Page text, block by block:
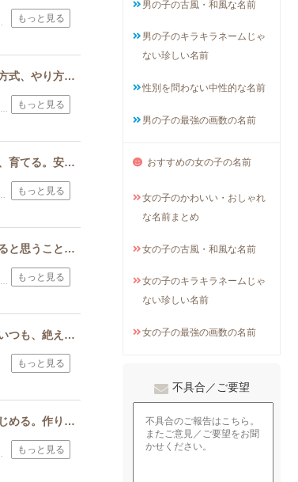
もっと見る
ほう、のり。権力によって強制される軌範。法律、道徳、方式、やり方、仏法、仏教、仏典、距離、寸法、建築分野において垂直を基準とした傾斜の度合いや面。
もっと見る
スポンサードリンク
たもつ、ある状態を続ける。守る、かばう、助ける。養う、育てる。安らかにする。大切に世話をする、お守りをする。責任をもって引き受ける。付き添う。頼む。とりで。
もっと見る
まこと、真実。嘘偽りがないこと、本当。信じる、真であると思うこと。明らかにする、つまびらかにする。便り、手紙、合図。神仏を信じる、帰依する。しるし、あかし。
もっと見る
いつも変わらない、つね、つねに。一定している、不変。いつも、絶えず。久しい、永久に。
もっと見る
たつ、たてる。家、建物などがたつ。定める。おこす、はじめる。作りあげる、なす。作る、設ける。申し上げる、申し立てる。くつがえす、水をこぼす。
もっと見る
男の子の古風・和風な名前
男の子のキラキラネームじゃ
ない珍しい名前
性別を問わない中性的な名前
男の子の最強の画数の名前
おすすめの女の子の名前
女の子のかわいい・おしゃれ
な名前まとめ
女の子の古風・和風な名前
女の子のキラキラネームじゃ
ない珍しい名前
女の子の最強の画数の名前
不具合／ご要望